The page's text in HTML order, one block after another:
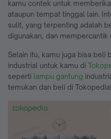
kamu contek untuk
ataupun tempat tinggal lain.
sulit, yang terpenting adalah
digunakan, dan mempercantik
Selain itu, kamu juga bisa beli
industrial untuk kamu di
seperti lampu gantung
temukan dan beli di Tokopedia!